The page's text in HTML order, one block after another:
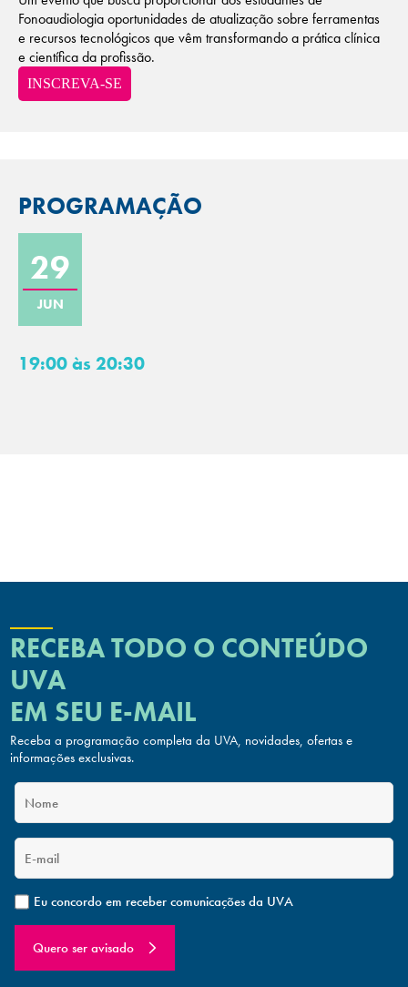
Fonoaudiologia oportunidades de atualização sobre ferramentas
e recursos tecnológicos que vêm transformando a prática clínica
e científica da profissão.
INSCREVA-SE
PROGRAMAÇÃO
29
JUN
19:00 às 20:30
RECEBA TODO O CONTEÚDO
UVA
EM SEU E-MAIL
Receba a programação completa da UVA, novidades, ofertas e
informações exclusivas.
Eu concordo em receber comunicações da UVA
Quero ser avisado